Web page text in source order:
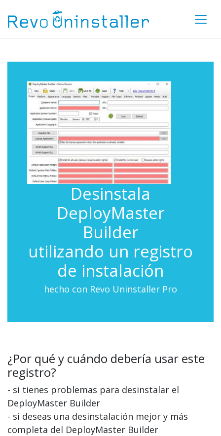
Desinstala
DeployMaster
Builder
utilizando un registro
de instalación
hecho con Revo Uninstaller Pro
¿Por qué y cuándo debería usar este
registro?
- si tienes problemas para desinstalar el
DeployMaster Builder
- si deseas una desinstalación mejor y más
completa del DeployMaster Builder